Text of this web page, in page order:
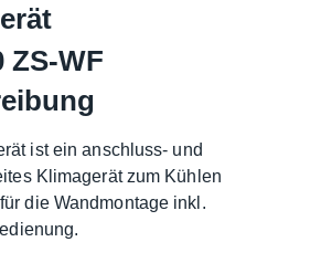
ZS-WF
ist ein anschluss- und
Klimagerät zum Kühlen
die Wandmontage inkl.